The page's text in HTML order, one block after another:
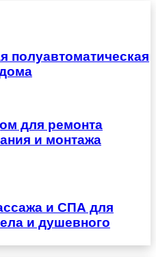
полуавтоматическая
для ремонта
и монтажа
и СПА для
и душевного